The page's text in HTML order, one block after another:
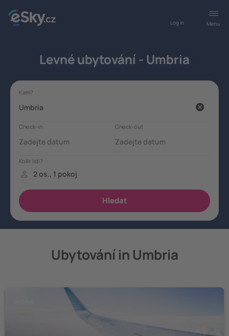
Menu
Log in
Levné ubytování - Umbria
Ubytování in Umbria